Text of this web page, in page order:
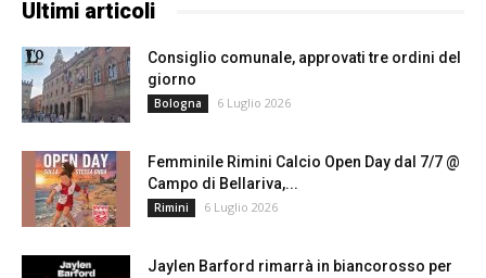
Ultimi articoli
Consiglio comunale, approvati tre ordini del
giorno
Bologna 6 Luglio 2026
Femminile Rimini Calcio Open Day dal 7/7 @
Campo di Bellariva,...
Rimini 6 Luglio 2026
Jaylen Barford rimarrà in biancorosso per